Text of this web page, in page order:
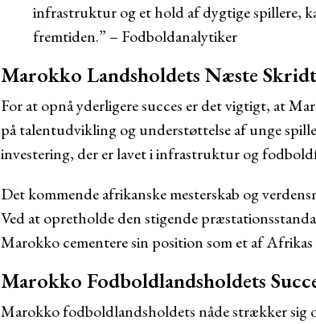
infrastruktur og et hold af dygtige spillere,
fremtiden.” – Fodboldanalytiker
Marokko Landsholdets Næste Skridt
For at opnå yderligere succes er det vigtigt, at
på talentudvikling og understøttelse af unge
investering, der er lavet i infrastruktur og
Det kommende afrikanske mesterskab og
Ved at opretholde den stigende
Marokko cementere sin position som et af
Marokko Fodboldlandsholdets
Marokko fodboldlandsholdets nåde strækker sig